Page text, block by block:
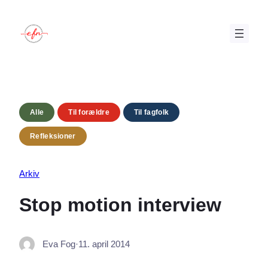
indhold
Alle Til forældre Til fagfolk
Refleksioner
Arkiv
Stop motion interview
Eva Fog·11. april 2014